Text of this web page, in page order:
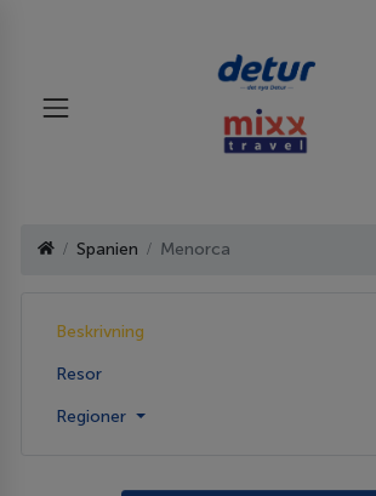
Spanien Menorca
Beskrivning
Resor
Regioner